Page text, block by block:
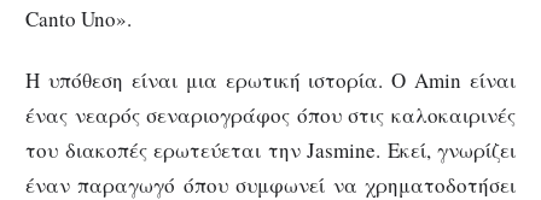
Canto Uno».
Η υπόθεση είναι μια ερωτική ιστορία. Ο Amin είναι
ένας νεαρός σεναριογράφος όπου στις καλοκαιρινές
του διακοπές ερωτεύεται την Jasmine. Εκεί, γνωρίζει
έναν παραγωγό όπου συμφωνεί να χρηματοδοτήσει